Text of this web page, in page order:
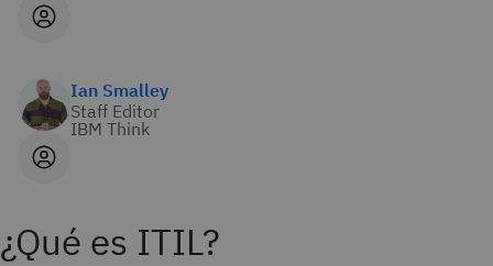
Ian Smalley
Staff Editor
IBM Think
¿Qué es ITIL?